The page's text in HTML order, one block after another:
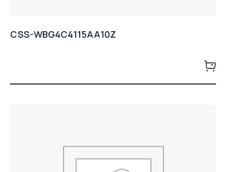
CSS-WBG4C4115AA10Z